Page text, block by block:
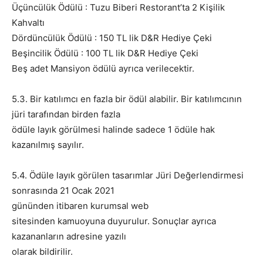
Üçüncülük Ödülü : Tuzu Biberi Restorant’ta 2 Kişilik
Kahvaltı
Dördüncülük Ödülü : 150 TL lik D&R Hediye Çeki
Beşincilik Ödülü : 100 TL lik D&R Hediye Çeki
Beş adet Mansiyon ödülü ayrıca verilecektir.
5.3. Bir katılımcı en fazla bir ödül alabilir. Bir katılımcının
jüri tarafından birden fazla
ödüle layık görülmesi halinde sadece 1 ödüle hak
kazanılmış sayılır.
5.4. Ödüle layık görülen tasarımlar Jüri Değerlendirmesi
sonrasında 21 Ocak 2021
gününden itibaren kurumsal web
sitesinden kamuoyuna duyurulur. Sonuçlar ayrıca
kazananların adresine yazılı
olarak bildirilir.